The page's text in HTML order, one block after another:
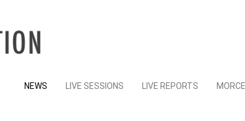
Skip
NEWS LIVE SESSIONS LIVE REPORTS